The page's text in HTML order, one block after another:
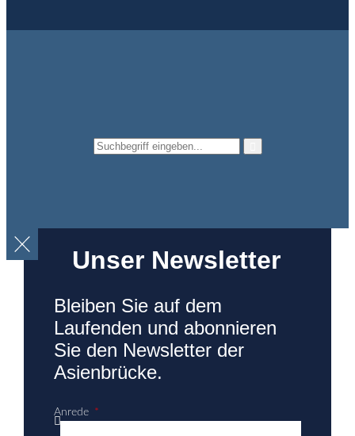
Unser Newsletter
Bleiben Sie auf dem
Laufenden und abonnieren
Sie den Newsletter der
Asienbrücke.
Anrede